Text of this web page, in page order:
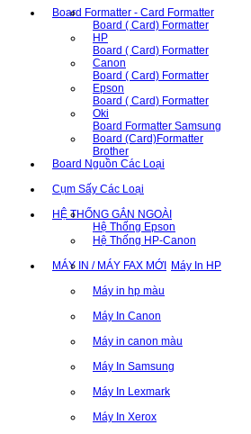
Board Formatter - Card Formatter
Board ( Card) Formatter
HP
Board ( Card) Formatter
Canon
Board ( Card) Formatter
Epson
Board ( Card) Formatter
Oki
Board Formatter Samsung
Board (Card)Formatter
Brother
Board Nguồn Các Loại
Cụm Sấy Các Loại
HỆ THỐNG GẮN NGOÀI
Hệ Thống Epson
Hệ Thống HP-Canon
MÁY IN / MÁY FAX MỚI Máy In HP
Máy in hp màu
Máy In Canon
Máy in canon màu
Máy In Samsung
Máy In Lexmark
Máy In Xerox